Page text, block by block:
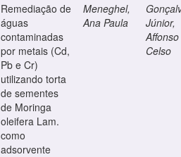
Remediação de
águas
contaminadas
por metais (Cd,
Pb e Cr)
utilizando torta
de sementes
de Moringa
oleifera Lam.
como
adsorvente
Meneghel,
Ana Paula
Júnior,
Affonso
Celso